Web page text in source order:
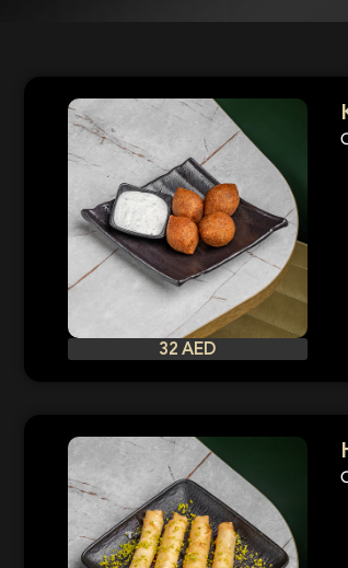
32 AED